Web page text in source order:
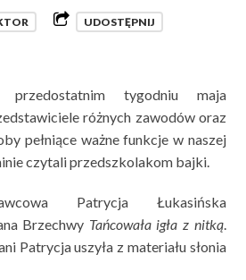
UDOSTĘPNIJ
przedostatnim tygodniu maja
różnych zawodów oraz
pełniące ważne funkcje w naszej
czytali przedszkolakom bajki.
Patrycja Łukasińska
Brzechwy Tańcowała igła z nitką.
Patrycja uszyła z materiału słonia